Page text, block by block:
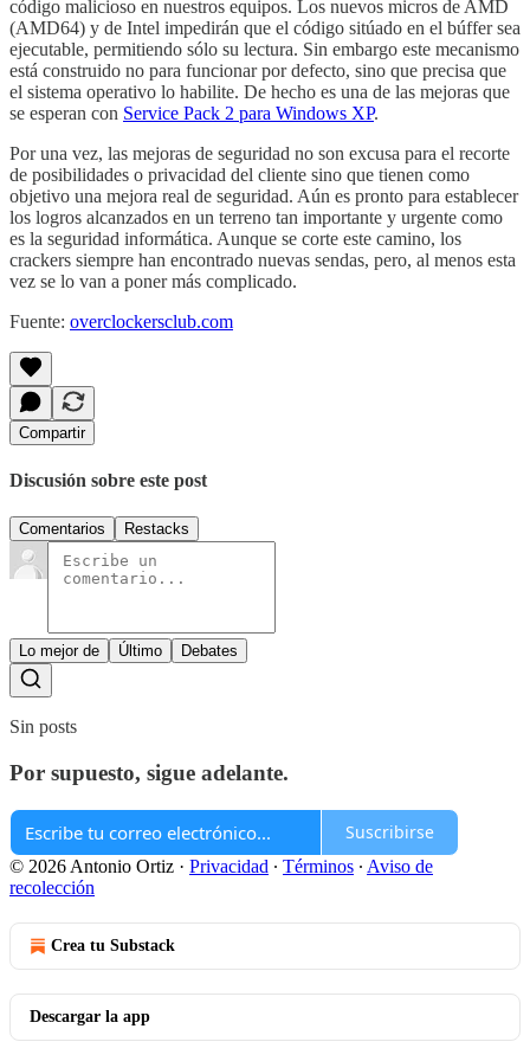
código malicioso en nuestros equipos. Los nuevos micros de AMD
(AMD64) y de Intel impedirán que el código sitúado en el búffer sea
ejecutable, permitiendo sólo su lectura. Sin embargo este mecanismo
está construido no para funcionar por defecto, sino que precisa que
el sistema operativo lo habilite. De hecho es una de las mejoras que
se esperan con Service Pack 2 para Windows XP.
Por una vez, las mejoras de seguridad no son excusa para el recorte
de posibilidades o privacidad del cliente sino que tienen como
objetivo una mejora real de seguridad. Aún es pronto para establecer
los logros alcanzados en un terreno tan importante y urgente como
es la seguridad informática. Aunque se corte este camino, los
crackers siempre han encontrado nuevas sendas, pero, al menos esta
vez se lo van a poner más complicado.
Fuente: overclockersclub.com
Compartir
Discusión sobre este post
Comentarios Restacks
Lo mejor de Último Debates
Sin posts
Por supuesto, sigue adelante.
Suscribirse
© 2026 Antonio Ortiz · Privacidad ∙ Términos ∙ Aviso de
recolección
Crea tu Substack
Descargar la app